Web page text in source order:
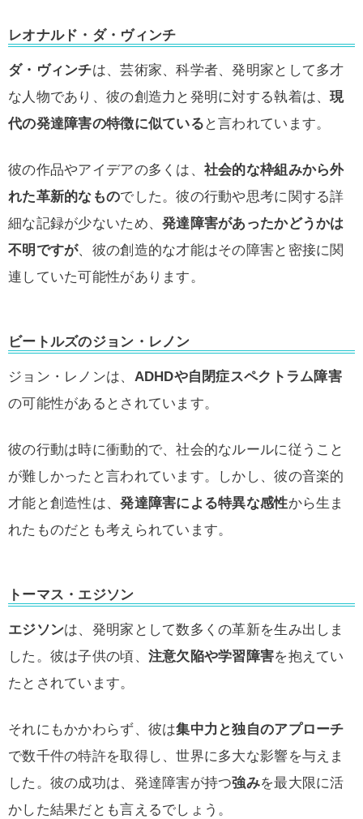
レオナルド・ダ・ヴィンチ
ダ・ヴィンチは、芸術家、科学者、発明家として多才
な人物であり、彼の創造力と発明に対する執着は、現
代の発達障害の特徴に似ている と言われています。
彼の作品やアイデアの多くは、 社会的な枠組みから外
れた革新的なものでした。彼の行動や思考に関する詳
細な記録が少ないため、発達障害があったかどうかは
不明ですが、彼の創造的な才能はその障害と密接に関
連していた可能性があります。
ビートルズのジョン・レノン
ジョン・レノンは、 ADHDや自閉症スペクトラム障害
の可能性があるとされています。
彼の行動は時に衝動的で、社会的なルールに従うこと
が難しかったと言われています。しかし、彼の音楽的
才能と創造性は、発達障害による特異な感性から生ま
れたものだとも考えられています。
トーマス・エジソン
エジソンは、発明家として数多くの革新を生み出しま
した。彼は子供の頃、 注意欠陥や学習障害を抱えてい
たとされています。
それにもかかわらず、彼は集中力と独自のアプローチ
で数千件の特許を取得し、世界に多大な影響を与えま
した。彼の成功は、発達障害が持つ強みを最大限に活
かした結果だとも言えるでしょう。